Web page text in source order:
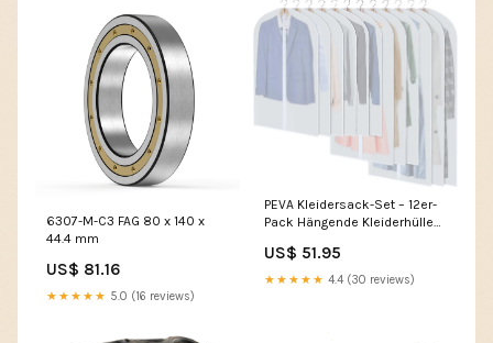
6307-M-C3 FAG 80 x 140 x
44.4 mm
US$ 81.16
★★★★★ 5.0 (16 reviews)
PEVA Kleidersack-Set – 12er-
Pack Hängende Kleiderhüllen
GRATIS) Tasche
US$ 51.95
★★★★★ 4.4 (30 reviews)